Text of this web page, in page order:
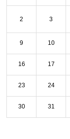
2 3
9 10
16 17
23 24
30 31